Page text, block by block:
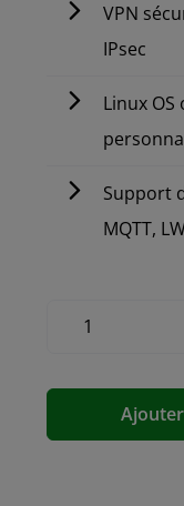
VPN
IPsec
Linux
Support
MQTT,